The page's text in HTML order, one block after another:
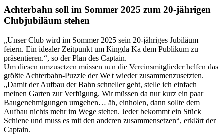
Achterbahn soll im Sommer 2025 zum 20-jährigen
Clubjubiläum stehen
„Unser Club wird im Sommer 2025 sein 20-jähriges Jubiläum
feiern. Ein idealer Zeitpunkt um Kingda Ka dem Publikum zu
präsentieren.“, so der Plan des Captain.
Um diesen umzusetzen müssen nun die Vereinsmitglieder helfen das
größte Achterbahn-Puzzle der Welt wieder zusammenzusetzten.
„Damit der Aufbau der Bahn schneller geht, stelle ich einfach
meinen Garten zur Verfügung. Wir müssen da nur kurz ein paar
Baugenehmigungen umgehen… äh, einholen, dann sollte dem
Aufbau nichts mehr im Wege stehen. Jeder bekommt ein Stück
Schiene und muss es mit den anderen zusammensetzen“, erklärt der
Captain.